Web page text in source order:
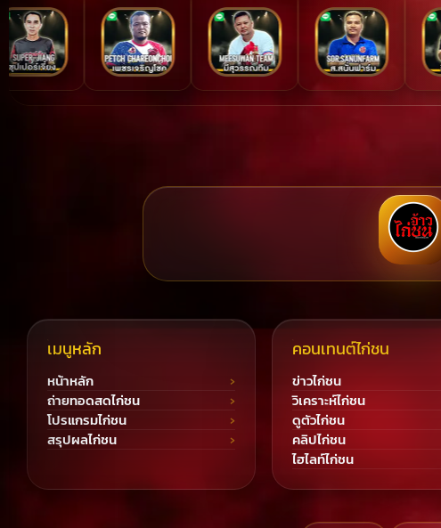
เมนูหลัก
หน้าหลัก
ถ่ายทอดสดไก่ชน
โปรแกรมไก่ชน
สรุปผลไก่ชน
คอนเทนต์ไก่ชน
ข่าวไก่ชน
วิเคราะห์ไก่ชน
ดูตัวไก่ชน
คลิปไก่ชน
ไฮไลท์ไก่ชน